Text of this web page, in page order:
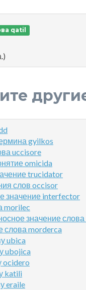
qatil
gyilkos
uccisore
omicida
trucidator
слов occisor
значение interfector
morilec
значение
слова morderca
ubica
ubojica
ocidero
katili
eraile